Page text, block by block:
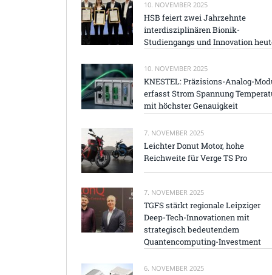
10. NOVEMBER 2025
HSB feiert zwei Jahrzehnte
interdisziplinären Bionik-
Studiengangs und Innovation
10. NOVEMBER 2025
KNESTEL: Präzisions-Analog-
erfasst Strom Spannung
mit höchster Genauigkeit
7. NOVEMBER 2025
Leichter Donut Motor, hohe
Reichweite für Verge TS Pro
7. NOVEMBER 2025
TGFS stärkt regionale Leipziger
Deep-Tech-Innovationen mit
strategisch bedeutendem
Quantencomputing-Investment
6. NOVEMBER 2025